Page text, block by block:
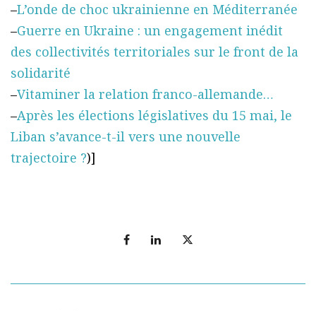
–L’onde de choc ukrainienne en Méditerranée
–Guerre en Ukraine : un engagement inédit
des collectivités territoriales sur le front de la
solidarité
–Vitaminer la relation franco-allemande…
–Après les élections législatives du 15 mai, le
Liban s’avance-t-il vers une nouvelle
trajectoire ?)]